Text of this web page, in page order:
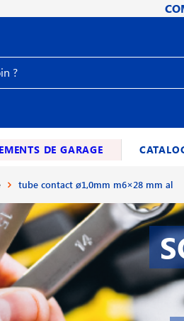
DE GARAGE
tube contact ø1,0mm m6×28 mm al